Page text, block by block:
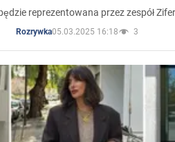
reprezentowana przez zespół
Rozrywka05.03.2025 16:18 3